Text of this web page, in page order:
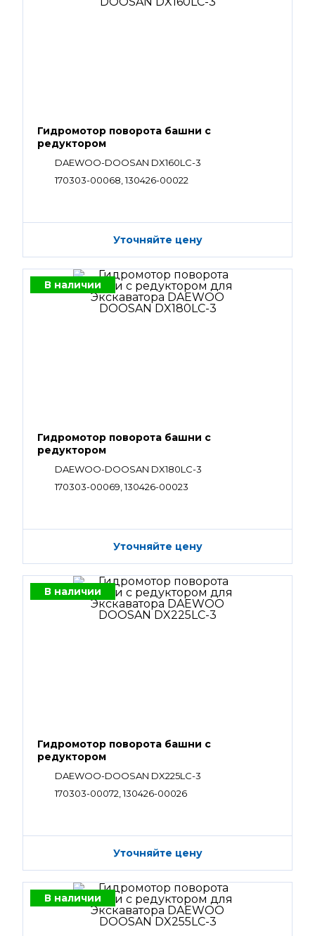
Гидромотор поворота башни с
редуктором
DAEWOO-DOOSAN DX160LC-3
170303-00068, 130426-00022
Уточняйте цену
В наличии
Гидромотор поворота башни с
редуктором
DAEWOO-DOOSAN DX180LC-3
170303-00069, 130426-00023
Уточняйте цену
В наличии
Гидромотор поворота башни с
редуктором
DAEWOO-DOOSAN DX225LC-3
170303-00072, 130426-00026
Уточняйте цену
В наличии